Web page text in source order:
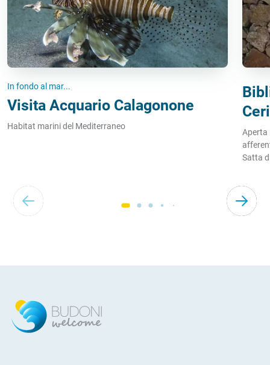
In fondo al mar...
Visita Acquario Calagonone
Habitat marini del Mediterraneo
Aperta
Satta